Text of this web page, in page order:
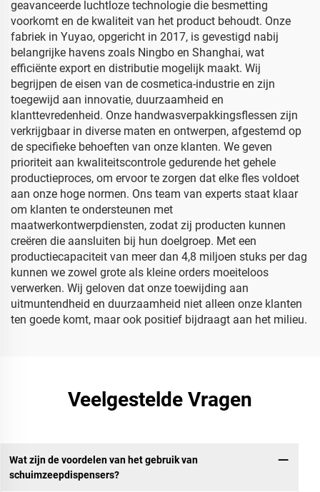
geavanceerde luchtloze technologie die besmetting
voorkomt en de kwaliteit van het product behoudt. Onze
fabriek in Yuyao, opgericht in 2017, is gevestigd nabij
belangrijke havens zoals Ningbo en Shanghai, wat
efficiënte export en distributie mogelijk maakt. Wij
begrijpen de eisen van de cosmetica-industrie en zijn
toegewijd aan innovatie, duurzaamheid en
klanttevredenheid. Onze handwasverpakkingsflessen zijn
verkrijgbaar in diverse maten en ontwerpen, afgestemd op
de specifieke behoeften van onze klanten. We geven
prioriteit aan kwaliteitscontrole gedurende het gehele
productieproces, om ervoor te zorgen dat elke fles voldoet
aan onze hoge normen. Ons team van experts staat klaar
om klanten te ondersteunen met
maatwerkontwerpdiensten, zodat zij producten kunnen
creëren die aansluiten bij hun doelgroep. Met een
productiecapaciteit van meer dan 4,8 miljoen stuks per dag
kunnen we zowel grote als kleine orders moeiteloos
verwerken. Wij geloven dat onze toewijding aan
uitmuntendheid en duurzaamheid niet alleen onze klanten
ten goede komt, maar ook positief bijdraagt aan het milieu.
Veelgestelde Vragen
Wat zijn de voordelen van het gebruik van
schuimzeepdispensers?